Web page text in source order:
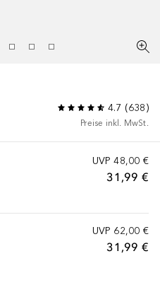
4.7 (638)
Preise inkl. MwSt.
UVP 48,00 €
31,99 €
UVP 62,00 €
31,99 €